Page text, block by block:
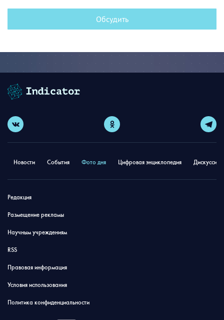
Обсудить
Новости События Фото дня Цифровая энциклопедия
Редакция
Размещение рекламы
Научным учреждениям
RSS
Правовая информация
Условия использования
Политика конфиденциальности